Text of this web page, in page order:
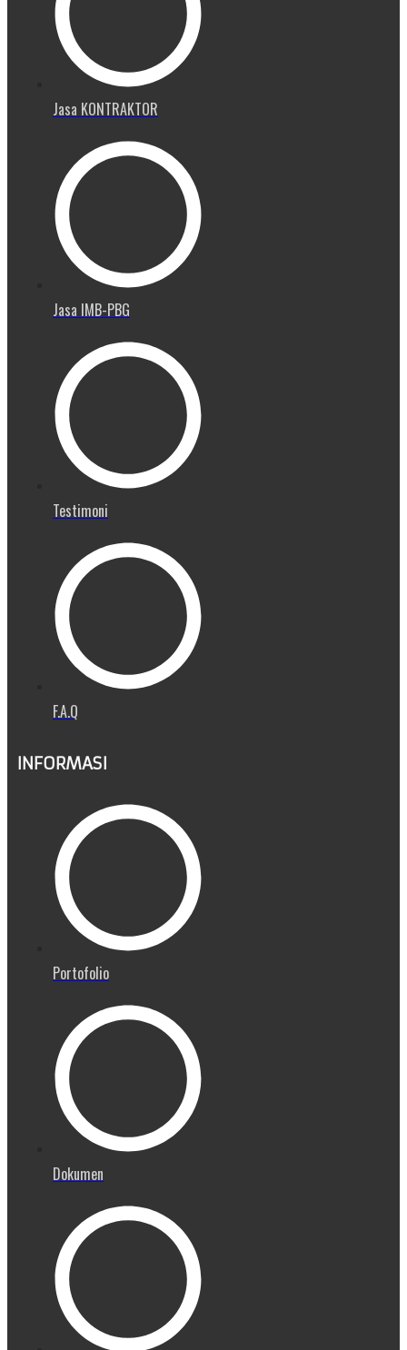
Jasa KONTRAKTOR
Jasa IMB-PBG
Testimoni
F.A.Q
INFORMASI
Portofolio
Dokumen